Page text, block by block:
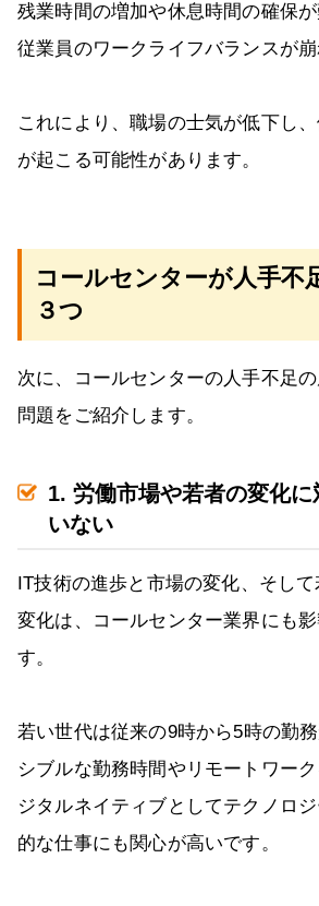
残業時間の増加や休息時間の確保が
従業員のワークライフバランスが崩
これにより、職場の士気が低下し
が起こる可能性があります。
コールセンターが人手不
３つ
次に、コールセンターの人手不足
問題をご紹介します。
1. 労働市場や若者の変化に
いない
IT技術の進歩と市場の変化、そし
変化は、コールセンター業界にも
す。
若い世代は従来の9時から5時の勤
シブルな勤務時間やリモートワー
ジタルネイティブとしてテクノロ
的な仕事にも関心が高いです。